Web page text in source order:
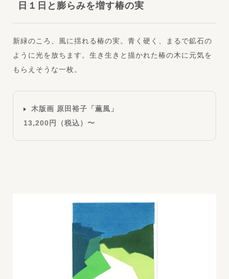
日１日と膨らみを増す椿の実
新緑のころ、風に揺れる椿の実。青く硬く、まるで鉱石の
ように光を放ちます。生き生きと描かれた椿の木に元気を
もらえそうな一枚。
木版画 原田裕子「薫風」
13,200円（税込）〜